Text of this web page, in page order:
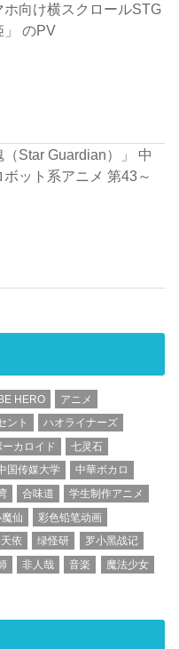
ホ向け横スクロールSTG
」 のPV
（Star Guardian）」 中
ボット系アニメ 第43～
HERO
アニメ
ント
ハオライナーズ
ーカロイド
七灵石
国传媒大学
中華ボカロ
合味道
学生制作アニメ
仙
彩色铅笔动画
依 绿怪研
罗小黑战记
非人哉 音楽 魔法少女